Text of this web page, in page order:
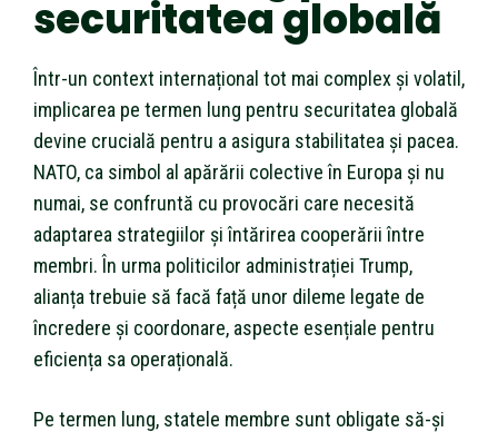
securitatea globală
Într-un context internațional tot mai complex și volatil,
implicarea pe termen lung pentru securitatea globală
devine crucială pentru a asigura stabilitatea și pacea.
NATO, ca simbol al apărării colective în Europa și nu
numai, se confruntă cu provocări care necesită
adaptarea strategiilor și întărirea cooperării între
membri. În urma politicilor administrației Trump,
alianța trebuie să facă față unor dileme legate de
încredere și coordonare, aspecte esențiale pentru
eficiența sa operațională.
Pe termen lung, statele membre sunt obligate să-și